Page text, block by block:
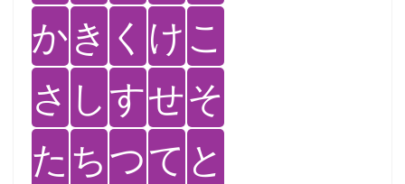
かき く けこ
さ しすせそ
た ちつて と